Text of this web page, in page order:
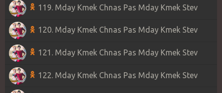
119. Mday Kmek Chnas Pas Mday Kmek Stev
120. Mday Kmek Chnas Pas Mday Kmek Stev
121. Mday Kmek Chnas Pas Mday Kmek Stev
122. Mday Kmek Chnas Pas Mday Kmek Stev